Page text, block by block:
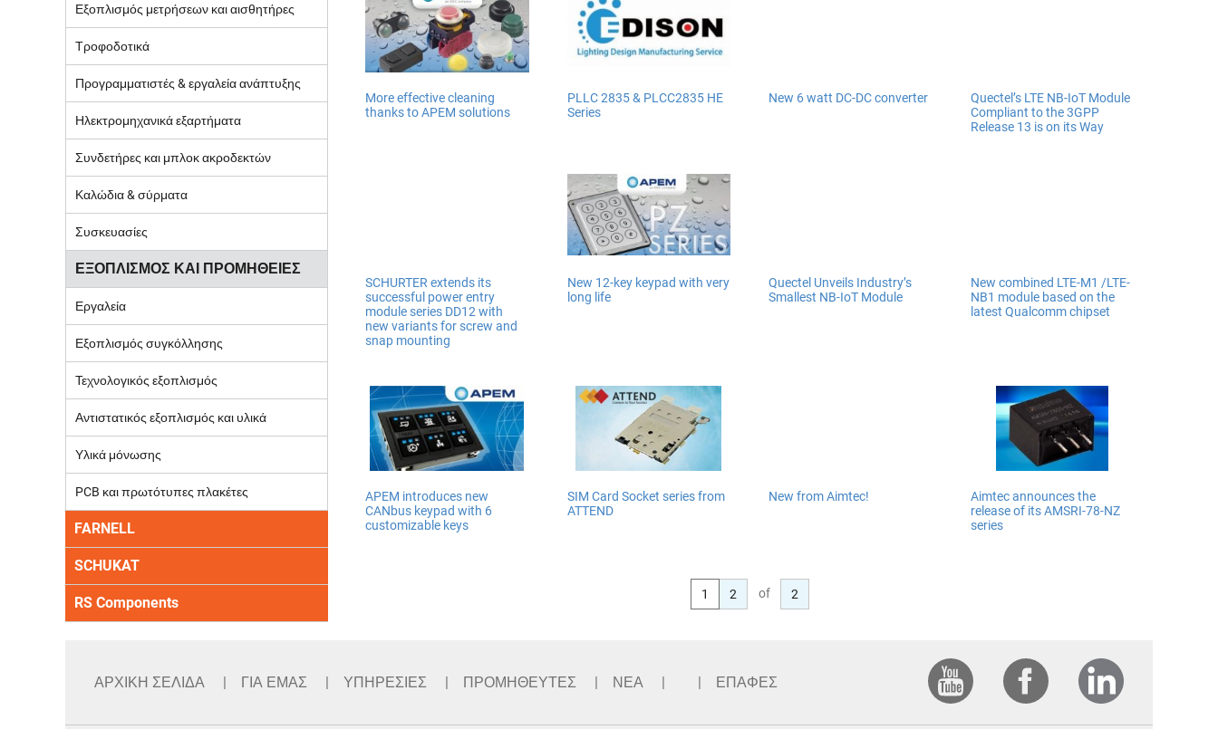
Εξοπλισμός μετρήσεων και αισθητήρες
Τροφοδοτικά
Προγραμματιστές & εργαλεία ανάπτυξης
Ηλεκτρομηχανικά εξαρτήματα
Συνδετήρες και μπλοκ ακροδεκτών
Καλώδια & σύρματα
Συσκευασίες
ΕΞΟΠΛΙΣΜΟΣ ΚΑΙ ΠΡΟΜΗΘΕΙΕΣ
Εργαλεία
Εξοπλισμός συγκόλλησης
Τεχνολογικός εξοπλισμός
Αντιστατικός εξοπλισμός και υλικά
Υλικά μόνωσης
PCB και πρωτότυπες πλακέτες
FARNELL
SCHUKAT
RS Components
More effective cleaning
thanks to APEM solutions
PLLC 2835 & PLCC2835 HE
Series
New 6 watt DC-DC converter
Quectel’s LTE NB-IoT Module
Compliant to the 3GPP
Release 13 is on its Way
SCHURTER extends its
successful power entry
module series DD12 with
new variants for screw and
snap mounting
New 12-key keypad with very
long life
Quectel Unveils Industry’s
Smallest NB-IoT Module
New combined LTE-M1 /LTE-
NB1 module based on the
latest Qualcomm chipset
APEM introduces new
CANbus keypad with 6
customizable keys
SIM Card Socket series from
ATTEND
New from Aimtec!
Aimtec announces the
release of its AMSRI-78-NZ
series
1 2 of 2
ΑΡΧΙΚΗ ΣΕΛΙΔΑ ΓΙΑ ΕΜΑΣ ΥΠΗΡΕΣΙΕΣ ΠΡΟΜΗΘΕΥΤΕΣ ΝΕΑ ΕΠΑΦΕΣ